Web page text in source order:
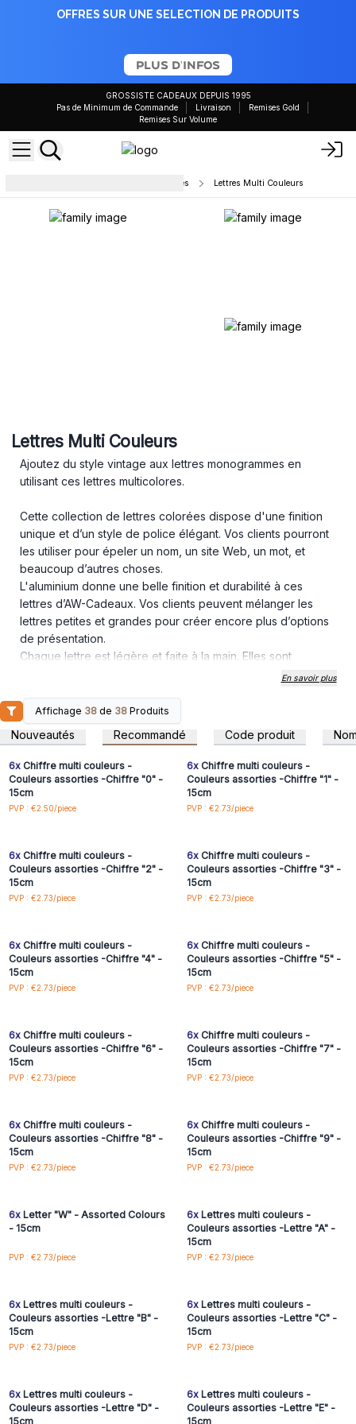
OFFRES SUR UNE SELECTION DE PRODUITS
PLUS D'INFOS
GROSSISTE CADEAUX DEPUIS 1995
Pas de Minimum de Commande
Livraison
Remises Gold
Remises Sur Volume
Décoration intérieure et accessoires Lettres Multi Couleurs
Lettres Multi Couleurs
Ajoutez du style vintage aux lettres monogrammes en
utilisant ces lettres multicolores.
Cette collection de lettres colorées dispose d'une finition
unique et d’un style de police élégant. Vos clients pourront
les utiliser pour épeler un nom, un site Web, un mot, et
beaucoup d’autres choses.
L'aluminium donne une belle finition et durabilité à ces
lettres d’AW-Cadeaux. Vos clients peuvent mélanger les
lettres petites et grandes pour créer encore plus d’options
de présentation.
Chaque lettre est légère et faite à la main. Elles sont
vendues en paquet de six. Comme avec tous les travaux
couleurs et de taille d’un modèle à l’autre. Les grandes
lettres ont un crochet au dos, ce qui donne la possibilité de
les accrocher au mur. Fabriqué à partir de bois MDF et
Aluminium
Dimensions: Env. Hauteur 15cm x Largeur : 8cm. Poids 52g
En savoir plus
Affichage 38 de 38 Produits
Nouveautés Recommandé Code produit
Connectez-vous ou
inscrivez-vous pour
accéder aux prix de gros
6xChiffre multi couleurs -
Couleurs assorties -Chiffre "0" -
15cm
PVP : €2.50/piece
inscrivez-vous pour
accéder aux prix de gros
6xChiffre multi couleurs -
Couleurs assorties -Chiffre "1" -
15cm
PVP : €2.73/piece
Connectez-vous ou
6xChiffre multi couleurs -
Couleurs assorties -Chiffre "2" -
15cm
PVP : €2.73/piece
Connectez-vous ou
6xChiffre multi couleurs -
Couleurs assorties -Chiffre "3" -
15cm
PVP : €2.73/piece
Connectez-vous ou
6xChiffre multi couleurs -
Couleurs assorties -Chiffre "4" -
15cm
PVP : €2.73/piece
Connectez-vous ou
6xChiffre multi couleurs -
Couleurs assorties -Chiffre "5" -
15cm
PVP : €2.73/piece
Connectez-vous ou
6xChiffre multi couleurs -
Couleurs assorties -Chiffre "6" -
15cm
PVP : €2.73/piece
Connectez-vous ou
6xChiffre multi couleurs -
Couleurs assorties -Chiffre "7" -
15cm
PVP : €2.73/piece
Connectez-vous ou
6xChiffre multi couleurs -
Couleurs assorties -Chiffre "8" -
15cm
PVP : €2.73/piece
Connectez-vous ou
6xChiffre multi couleurs -
Couleurs assorties -Chiffre "9" -
15cm
PVP : €2.73/piece
Connectez-vous ou
6xLetter "W" - Assorted Colours
- 15cm
PVP : €2.73/piece
Connectez-vous ou
6xLettres multi couleurs -
Couleurs assorties -Lettre "A" -
15cm
PVP : €2.73/piece
Connectez-vous ou
6xLettres multi couleurs -
Couleurs assorties -Lettre "B" -
15cm
PVP : €2.73/piece
Connectez-vous ou
6xLettres multi couleurs -
Couleurs assorties -Lettre "C" -
15cm
PVP : €2.73/piece
Connectez-vous ou
6xLettres multi couleurs -
Couleurs assorties -Lettre "D" -
15cm
Connectez-vous ou
6xLettres multi couleurs -
Couleurs assorties -Lettre "E" -
15cm